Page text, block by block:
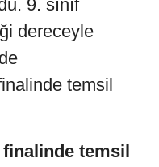
9. sınıf
dereceyle
temsil
temsil